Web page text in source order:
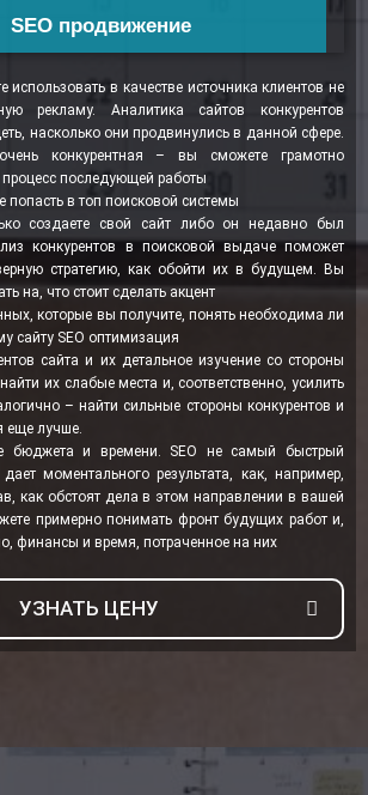
SEO продвижение
Перейти
использовать в качестве источника клиентов не
рекламу. Аналитика сайтов конкурентов
насколько они продвинулись в данной сфере.
конкурентная – вы сможете грамотно
процесс последующей работы
попасть в топ поисковой системы
создаете свой сайт либо он недавно был
конкурентов в поисковой выдаче поможет
стратегию, как обойти их в будущем. Вы
на, что стоит сделать акцент
которые вы получите, понять необходима ли
сайту SEO оптимизация
сайта и их детальное изучение со стороны
их слабые места и, соответственно, усилить
– найти сильные стороны конкурентов и
еще лучше.
бюджета и времени. SEO не самый быстрый
моментального результата, как, например,
как обстоят дела в этом направлении в вашей
примерно понимать фронт будущих работ и,
финансы и время, потраченное на них
УЗНАТЬ ЦЕНУ